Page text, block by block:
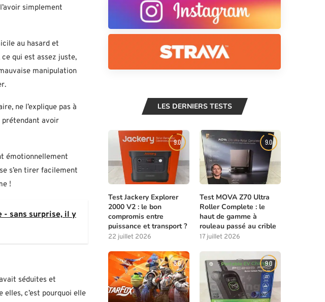
simplement
au hasard et
qui est assez juste,
manipulation
ne l’explique pas à
prétendant avoir
émotionnellement
s’en tirer facilement
!
- sans surprise, il y
séduites et
elles, c’est pourquoi elle
LES DERNIERS TESTS
9.0
Test Jackery Explorer
2000 V2 : le bon
compromis entre
puissance et transport ?
22 juillet 2026
9.0
Test MOVA Z70 Ultra
Roller Complete : le
haut de gamme à
rouleau passé au crible
17 juillet 2026
8.0 9.0